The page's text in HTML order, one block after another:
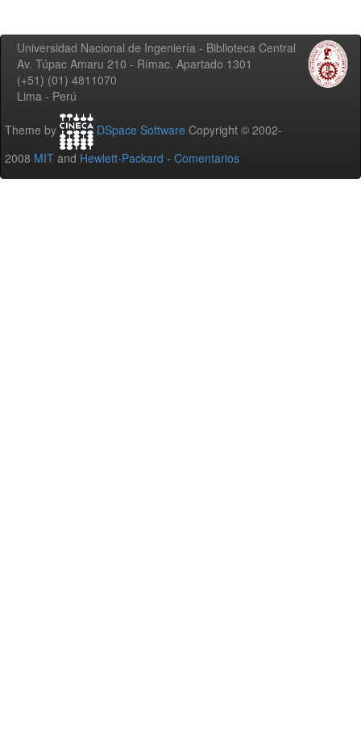
Universidad Nacional de Ingeniería - Biblioteca Central
Av. Túpac Amaru 210 - Rímac. Apartado 1301
(+51) (01) 4811070
Lima - Perú
Theme by DSpace Software Copyright © 2002-
2008 MIT and Hewlett-Packard - Comentarios